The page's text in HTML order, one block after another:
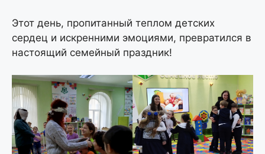
Этот день, пропитанный теплом детских
сердец и искренними эмоциями, превратился в
настоящий семейный праздник!